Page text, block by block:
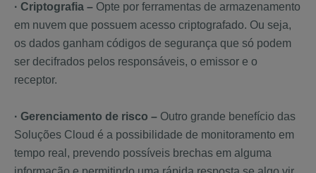
· Criptografia – Opte por ferramentas de armazenamento
em nuvem que possuem acesso criptografado. Ou seja,
os dados ganham códigos de segurança que só podem
ser decifrados pelos responsáveis, o emissor e o
receptor.
· Gerenciamento de risco – Outro grande benefício das
Soluções Cloud é a possibilidade de monitoramento em
tempo real, prevendo possíveis brechas em alguma